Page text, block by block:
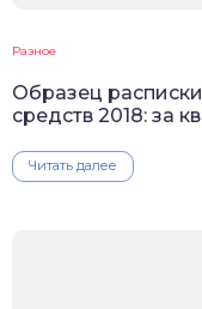
Разное
Образец
средств 2018: за
Читать далее